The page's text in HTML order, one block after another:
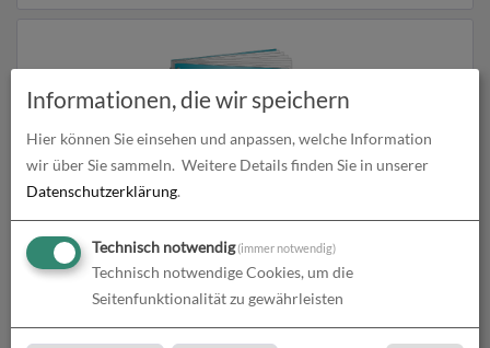
Broschüre Spiralbindung DIN A4
zum Artikel
Informationen, die wir speichern
Hier können Sie einsehen und anpassen, welche Information
wir über Sie sammeln. Weitere Details finden Sie in unserer
Datenschutzerklärung.
Technisch notwendig(immer notwendig)
Technisch notwendige Cookies, um die
Seitenfunktionalität zu gewährleisten